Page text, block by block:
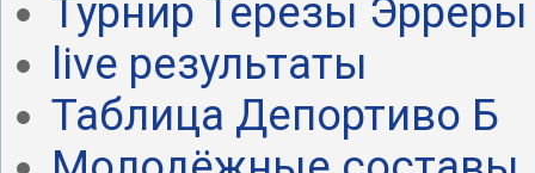
Турнир Терезы Эрреры
live результаты
Таблица Депортиво Б